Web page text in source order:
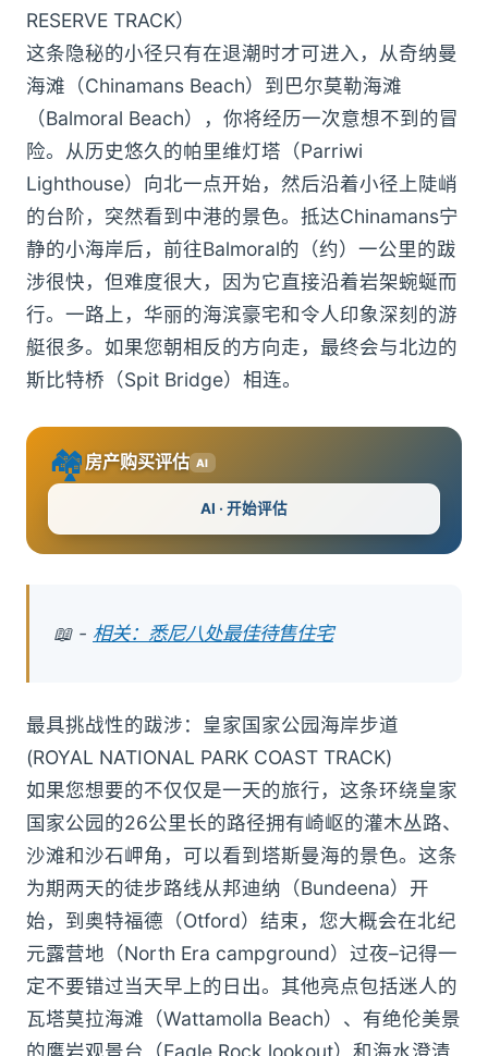
RESERVE TRACK）
这条隐秘的小径只有在退潮时才可进入，从奇纳曼
海滩（Chinamans Beach）到巴尔莫勒海滩
（Balmoral Beach），你将经历一次意想不到的冒
险。从历史悠久的帕里维灯塔（Parriwi
Lighthouse）向北一点开始，然后沿着小径上陡峭
的台阶，突然看到中港的景色。抵达Chinamans宁
静的小海岸后，前往Balmoral的（约）一公里的跋
涉很快，但难度很大，因为它直接沿着岩架蜿蜒而
行。一路上，华丽的海滨豪宅和令人印象深刻的游
艇很多。如果您朝相反的方向走，最终会与北边的
斯比特桥（Spit Bridge）相连。
🏘️ 房产购买评估 AI
AI · 开始评估
📖 - 相关：悉尼八处最佳待售住宅
最具挑战性的跋涉：皇家国家公园海岸步道
(ROYAL NATIONAL PARK COAST TRACK)
如果您想要的不仅仅是一天的旅行，这条环绕皇家
国家公园的26公里长的路径拥有崎岖的灌木丛路、
沙滩和沙石岬角，可以看到塔斯曼海的景色。这条
为期两天的徒步路线从邦迪纳（Bundeena）开
始，到奥特福德（Otford）结束，您大概会在北纪
元露营地（North Era campground）过夜–记得一
定不要错过当天早上的日出。其他亮点包括迷人的
瓦塔莫拉海滩（Wattamolla Beach）、有绝伦美景
的鹰岩观景台（Eagle Rock lookout）和海水澄清